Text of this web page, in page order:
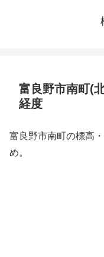
富良野市南町(
経度
富良野市南町の標高
め。